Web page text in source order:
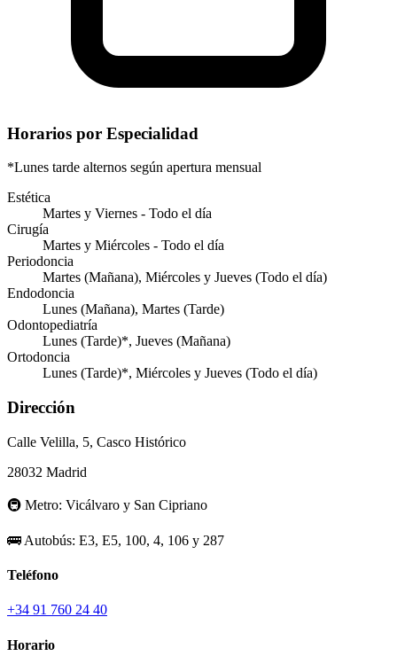
Horarios por Especialidad
*Lunes tarde alternos según apertura mensual
Estética
Martes y Viernes - Todo el día
Cirugía
Martes y Miércoles - Todo el día
Periodoncia
Martes (Mañana), Miércoles y Jueves (Todo el día)
Endodoncia
Lunes (Mañana), Martes (Tarde)
Odontopediatría
Lunes (Tarde)*, Jueves (Mañana)
Ortodoncia
Lunes (Tarde)*, Miércoles y Jueves (Todo el día)
Dirección
Calle Velilla, 5, Casco Histórico
28032 Madrid
🚇 Metro: Vicálvaro y San Cipriano
🚌 Autobús: E3, E5, 100, 4, 106 y 287
Teléfono
+34 91 760 24 40
Horario